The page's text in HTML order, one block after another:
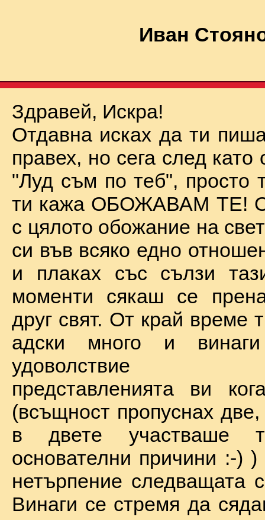
Иван
Здравей, Искра!
Отдавна исках да ти
правех, но сега след като
"Луд съм по теб", просто
ти кажа ОБОЖАВАМ ТЕ!
с цялото обожание на
си във всяко едно
и плаках със сълзи
моменти сякаш се
друг свят. От край време
адски много и
удоволствие
представленията ви
(всъщност пропуснах
в двете участваше
основателни причини :-)
нетърпение следващата
Винаги се стремя да